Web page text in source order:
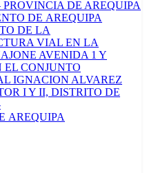
DE AREQUIPA
DE AREQUIPA
DE LA
VIAL EN LA
AVENIDA 1 Y
EL CONJUNTO
IGNACION ALVAREZ
I Y II, DISTRITO DE
AREQUIPA